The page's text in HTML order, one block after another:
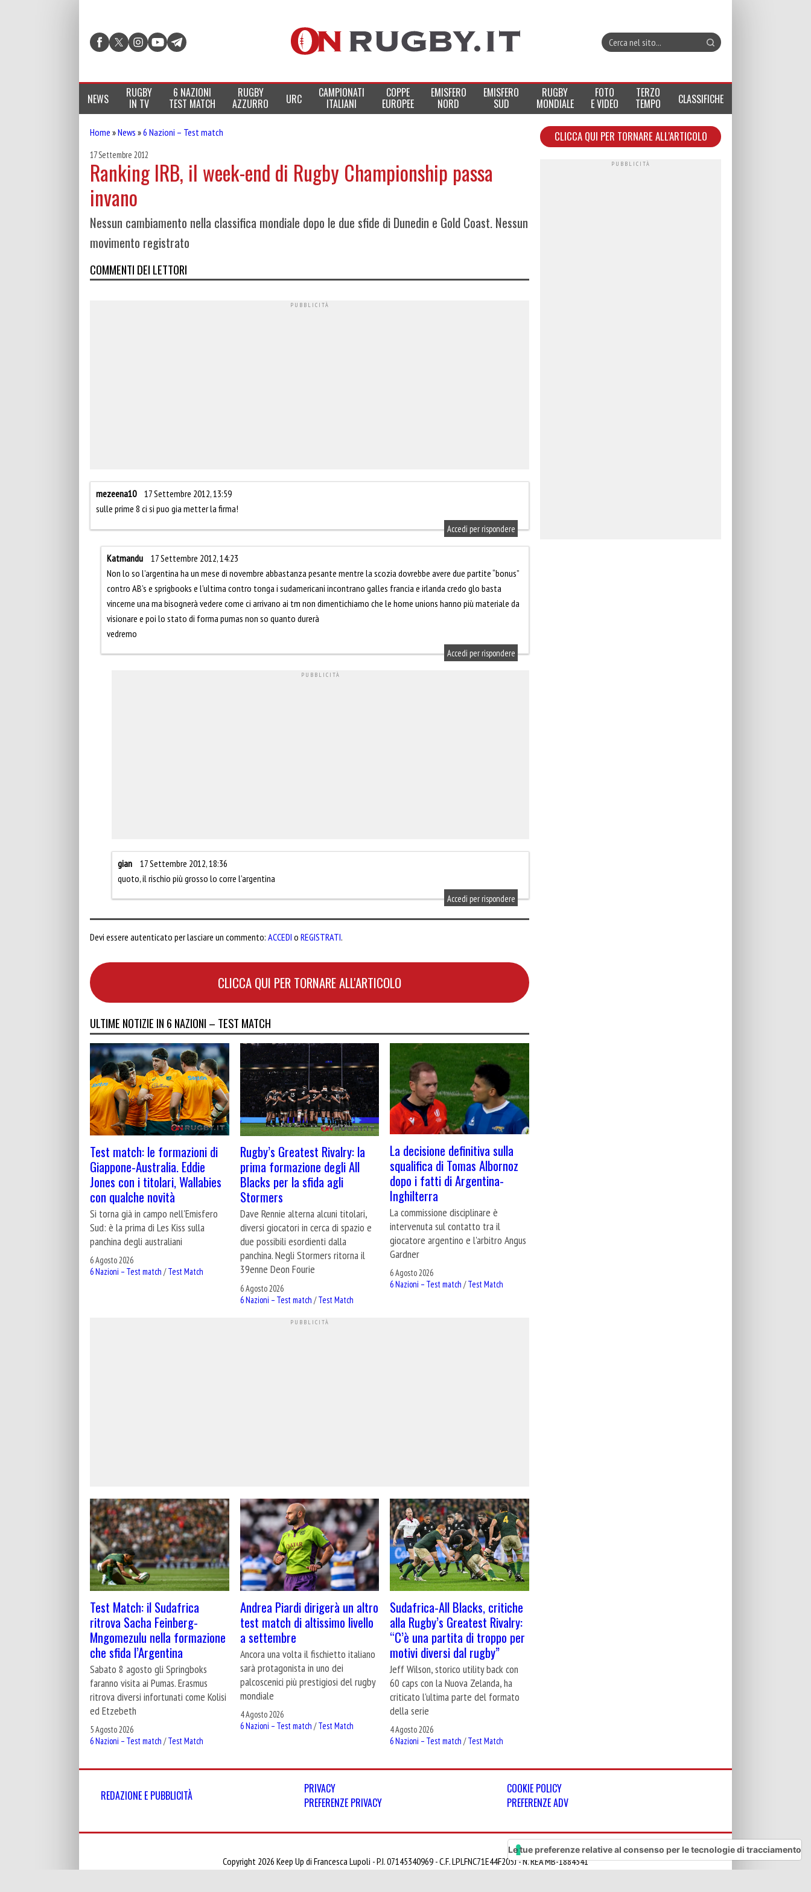
NEWS RUGBY
IN TV
6 NAZIONI
TEST MATCH
RUGBY
AZZURRO URC CAMPIONATI
ITALIANI
COPPE
EUROPEE
EMISFERO
NORD
EMISFERO
SUD
RUGBY
MONDIALE
FOTO
E VIDEO
TERZO
TEMPO CLASSIFICHE
Home »News »6 Nazioni – Test match
17 Settembre 2012
Ranking IRB, il week-end di Rugby Championship passa
invano
Nessun cambiamento nella classifica mondiale dopo le due sfide di Dunedin e Gold Coast. Nessun
movimento registrato
COMMENTI DEI LETTORI
mezeena10
17 Settembre 2012, 13:59
sulle prime 8 ci si puo gia metter la firma!
Accedi per rispondere
Katmandu
17 Settembre 2012, 14:23
Non lo so l’argentina ha un mese di novembre abbastanza pesante mentre la scozia dovrebbe avere due partite “bonus”
contro AB’s e sprigbooks e l’ultima contro tonga i sudamericani incontrano galles francia e irlanda credo glo basta
vincerne una ma bisognerà vedere come ci arrivano ai tm non dimentichiamo che le home unions hanno più materiale da
visionare e poi lo stato di forma pumas non so quanto durerà
vedremo
Accedi per rispondere
gian
17 Settembre 2012, 18:36
quoto, il rischio più grosso lo corre l’argentina
Accedi per rispondere
Devi essere autenticato per lasciare un commento: ACCEDI o REGISTRATI.
CLICCA QUI PER TORNARE ALL'ARTICOLO
ULTIME NOTIZIE IN 6 NAZIONI – TEST MATCH
Test match: le formazioni di
Giappone-Australia. Eddie
Jones con i titolari, Wallabies
con qualche novità
Si torna già in campo nell'Emisfero
Sud: è la prima di Les Kiss sulla
panchina degli australiani
6 Agosto 2026
6 Nazioni – Test match /Test Match
Rugby’s Greatest Rivalry: la
prima formazione degli All
Blacks per la sfida agli
Stormers
Dave Rennie alterna alcuni titolari,
diversi giocatori in cerca di spazio e
due possibili esordienti dalla
panchina. Negli Stormers ritorna il
39enne Deon Fourie
6 Agosto 2026
6 Nazioni – Test match /Test Match
La decisione definitiva sulla
squalifica di Tomas Albornoz
dopo i fatti di Argentina-
Inghilterra
La commissione disciplinare è
intervenuta sul contatto tra il
giocatore argentino e l'arbitro Angus
Gardner
6 Agosto 2026
6 Nazioni – Test match /Test Match
Test Match: il Sudafrica
ritrova Sacha Feinberg-
Mngomezulu nella formazione
che sfida l’Argentina
Sabato 8 agosto gli Springboks
faranno visita ai Pumas. Erasmus
ritrova diversi infortunati come Kolisi
ed Etzebeth
5 Agosto 2026
6 Nazioni – Test match /Test Match
Andrea Piardi dirigerà un altro
test match di altissimo livello
a settembre
Ancora una volta il fischietto italiano
sarà protagonista in uno dei
palcoscenici più prestigiosi del rugby
mondiale
4 Agosto 2026
6 Nazioni – Test match /Test Match
Sudafrica-All Blacks, critiche
alla Rugby’s Greatest Rivalry:
“C’è una partita di troppo per
motivi diversi dal rugby”
Jeff Wilson, storico utility back con
60 caps con la Nuova Zelanda, ha
criticato l'ultima parte del formato
della serie
4 Agosto 2026
6 Nazioni – Test match /Test Match
CLICCA QUI PER TORNARE ALL'ARTICOLO
REDAZIONE E PUBBLICITÀ
PRIVACY
PREFERENZE PRIVACY
COOKIE POLICY
PREFERENZE ADV
Copyright 2026 Keep Up di Francesca Lupoli - P.I. 07145340969 - C.F. LPLFNC71E44F205J - N. REA MB-1884541
Registrazione al Tribunale di Milano N° 366 del 28/09/2012 ISSN 2499-0817 - Tutti i diritti riservati
Le tue preferenze relative al consenso per le tecnologie di tracciamento